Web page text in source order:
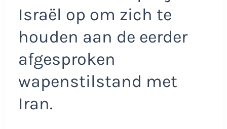
Israël op om zich te
houden aan de eerder
afgesproken
wapenstilstand met
Iran.